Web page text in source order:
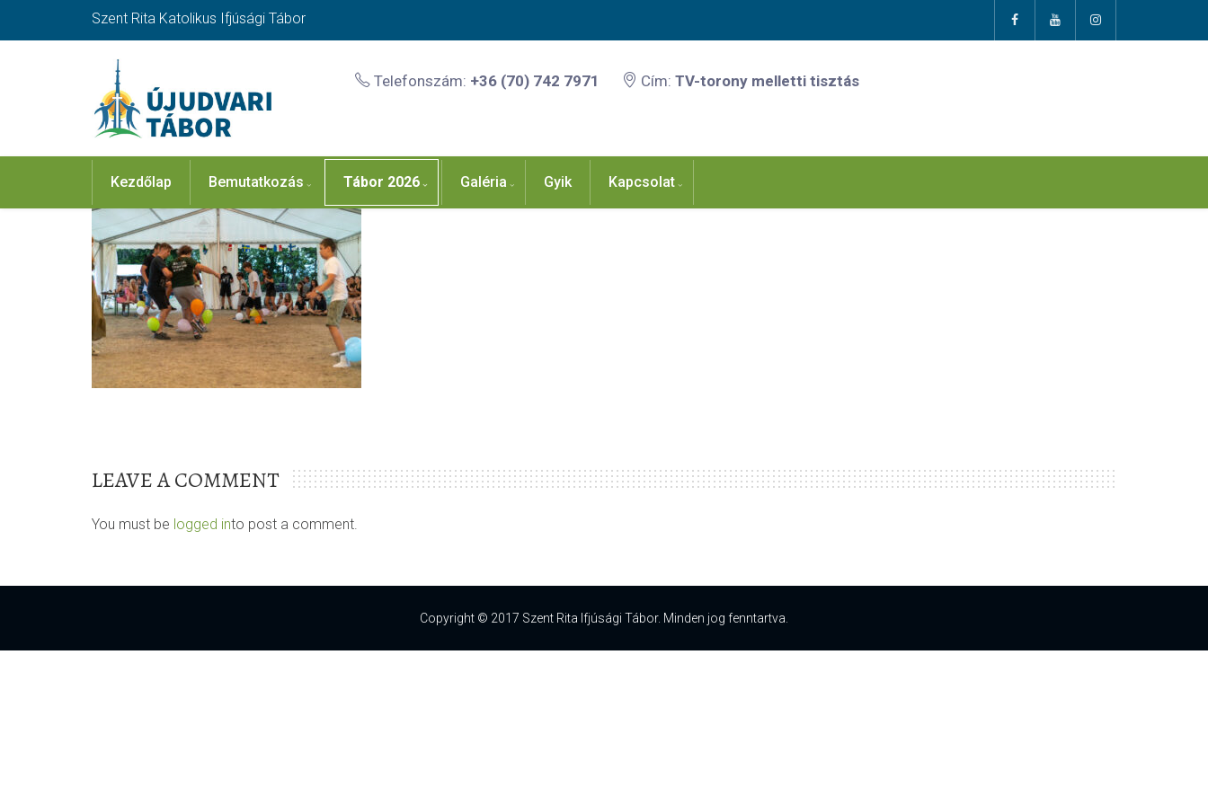
Szent Rita Katolikus Ifjúsági Tábor
Telefonszám: +36 (70) 742 7971 Cím: TV-torony melletti tisztás
Kezdőlap Bemutatkozás Tábor 2026 Galéria Gyik Kapcsolat
LEAVE A COMMENT
You must be logged into post a comment.
Copyright © 2017 Szent Rita Ifjúsági Tábor. Minden jog fenntartva.